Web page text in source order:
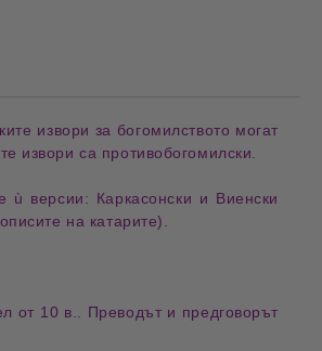
извори за богомилството могат
извори са противобогомилски
ù версии: Каркасонски и Виенски
на катарите).
от 10 в. Преводът и предговорът